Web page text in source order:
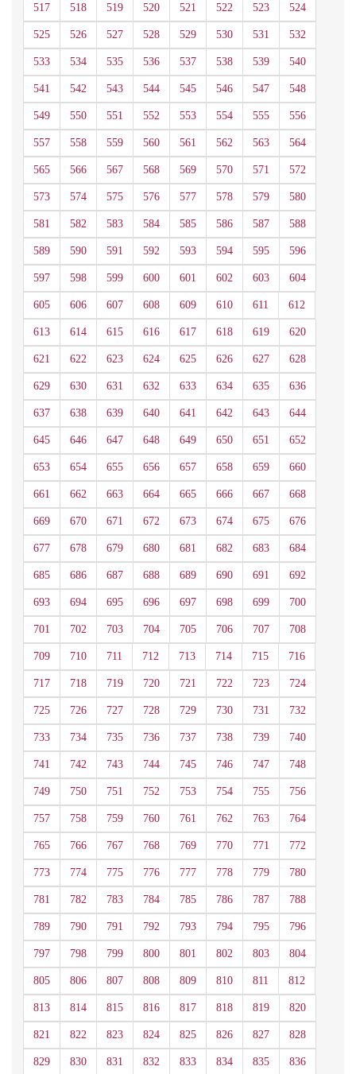
517 518 519 520 521 522 523 524
525 526 527 528 529 530 531 532
533 534 535 536 537 538 539 540
541 542 543 544 545 546 547 548
549 550 551 552 553 554 555 556
557 558 559 560 561 562 563 564
565 566 567 568 569 570 571 572
573 574 575 576 577 578 579 580
581 582 583 584 585 586 587 588
589 590 591 592 593 594 595 596
597 598 599 600 601 602 603 604
605 606 607 608 609 610 611 612
613 614 615 616 617 618 619 620
621 622 623 624 625 626 627 628
629 630 631 632 633 634 635 636
637 638 639 640 641 642 643 644
645 646 647 648 649 650 651 652
653 654 655 656 657 658 659 660
661 662 663 664 665 666 667 668
669 670 671 672 673 674 675 676
677 678 679 680 681 682 683 684
685 686 687 688 689 690 691 692
693 694 695 696 697 698 699 700
701 702 703 704 705 706 707 708
709 710 711 712 713 714 715 716
717 718 719 720 721 722 723 724
725 726 727 728 729 730 731 732
733 734 735 736 737 738 739 740
741 742 743 744 745 746 747 748
749 750 751 752 753 754 755 756
757 758 759 760 761 762 763 764
765 766 767 768 769 770 771 772
773 774 775 776 777 778 779 780
781 782 783 784 785 786 787 788
789 790 791 792 793 794 795 796
797 798 799 800 801 802 803 804
805 806 807 808 809 810 811 812
813 814 815 816 817 818 819 820
821 822 823 824 825 826 827 828
829 830 831 832 833 834 835 836